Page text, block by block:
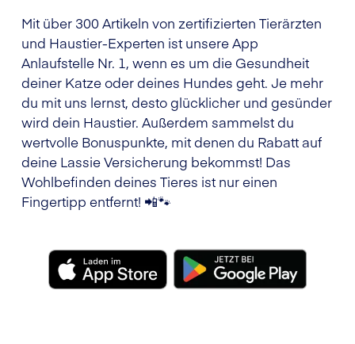
Mit über 300 Artikeln von zertifizierten Tierärzten
und Haustier-Experten ist unsere App
Anlaufstelle Nr. 1, wenn es um die Gesundheit
deiner Katze oder deines Hundes geht. Je mehr
du mit uns lernst, desto glücklicher und gesünder
wird dein Haustier. Außerdem sammelst du
wertvolle Bonuspunkte, mit denen du Rabatt auf
deine Lassie Versicherung bekommst! Das
Wohlbefinden deines Tieres ist nur einen
Fingertipp entfernt! 📲🐾